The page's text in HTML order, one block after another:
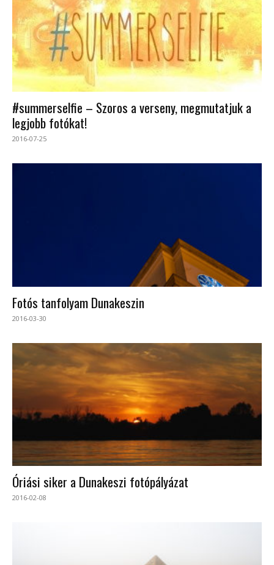
#summerselfie – Szoros a verseny, megmutatjuk a
legjobb fotókat!
2016-07-25
Fotós tanfolyam Dunakeszin
2016-03-30
Óriási siker a Dunakeszi fotópályázat
2016-02-08